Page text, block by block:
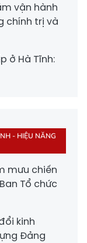
vận hành
chính trị và
ở Hà Tĩnh:
- HIỆU NĂNG
mưu chiến
Tổ chức
kinh
Đảng